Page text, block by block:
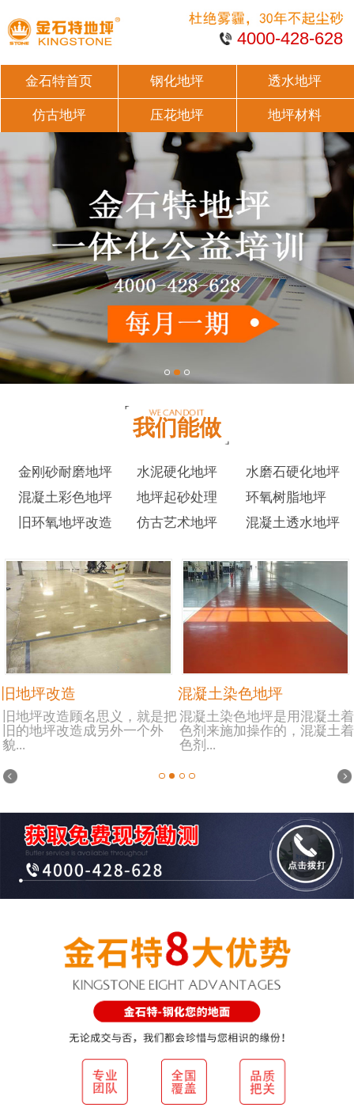
4000-428-628
金石特首页 钢化地坪 透水地坪
仿古地坪 压花地坪 地坪材料
我们能做
金刚砂耐磨地坪 水泥硬化地坪
水磨石硬化地坪
混凝土彩色地坪
地坪起砂处理
环氧树脂地坪
旧环氧地坪改造
仿古艺术地坪 混凝土透水地坪
旧地坪改造
旧地坪改造顾名思义，就是把
旧的地坪改造成另外一个外
貌...
混凝土染色地坪
混凝土染色地坪是用混凝土着
色剂来施加操作的，混凝土着
色剂...